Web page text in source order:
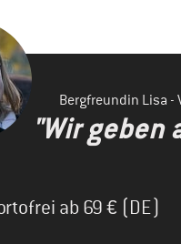
Bergfreundin Lisa -
"Wir geben
ab 69 € (DE)